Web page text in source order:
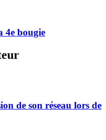
4e bougie
de son réseau lors de